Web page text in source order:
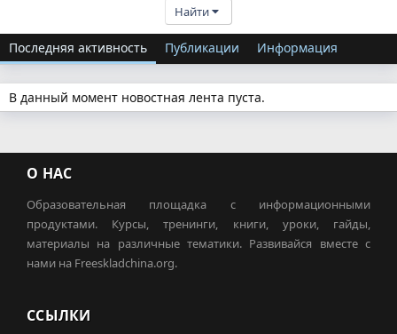
Найти
Последняя активность Публикации Информация
В данный момент новостная лента пуста.
О НАС
Образовательная площадка с информационными
продуктами. Курсы, тренинги, книги, уроки, гайды,
материалы на различные тематики. Развивайся вместе с
нами на Freeskladchina.org.
ССЫЛКИ